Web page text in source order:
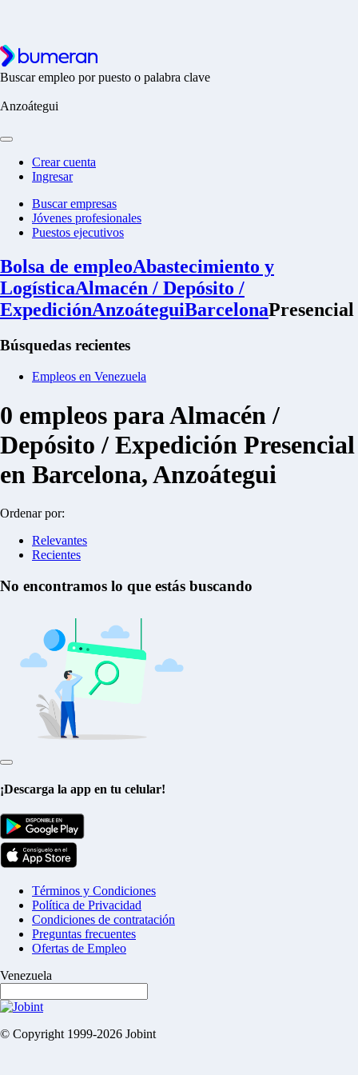
Buscar empleo por puesto o palabra clave
Anzoátegui
Crear cuenta
Ingresar
Buscar empresas
Jóvenes profesionales
Puestos ejecutivos
Bolsa de empleoAbastecimiento y
LogísticaAlmacén / Depósito /
ExpediciónAnzoáteguiBarcelonaPresencial
Búsquedas recientes
Empleos en Venezuela
0 empleos para Almacén /
Depósito / Expedición Presencial
en Barcelona, Anzoátegui
Ordenar por:
Relevantes
Recientes
No encontramos lo que estás buscando
¡Descarga la app en tu celular!
Términos y Condiciones
Política de Privacidad
Condiciones de contratación
Preguntas frecuentes
Ofertas de Empleo
Venezuela
© Copyright 1999-2026 Jobint